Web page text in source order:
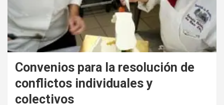
Convenios para la resolución de
conflictos individuales y
colectivos